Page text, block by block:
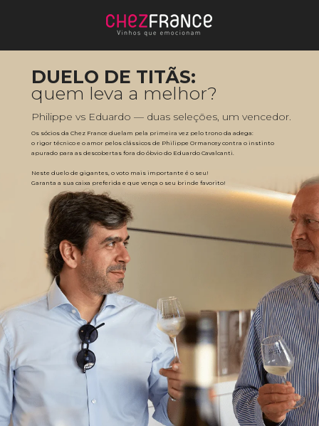
DUELO DE TITÃS:
quem leva a melhor?
Philippe vs Eduardo — duas seleções, um vencedor.
Os sócios da Chez France duelam pela primeira vez pelo trono da adega:
o rigor técnico e o amor pelos clássicos de Philippe Ormancey contra o instinto
apurado para as descobertas fora do óbvio do Eduardo Cavalcanti.
Neste duelo de gigantes, o voto mais importante é o seu!
Garanta a sua caixa preferida e que vença o seu brinde favorito!